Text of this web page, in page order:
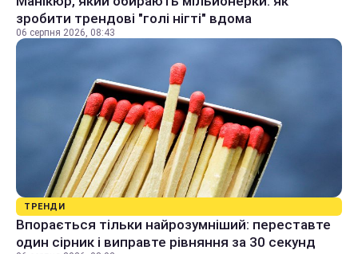
зробити трендові "голі нігті" вдома
06 серпня 2026, 08:43
ТРЕНДИ
Впорається тільки найрозумніший: переставте
один сірник і виправте рівняння за 30 секунд